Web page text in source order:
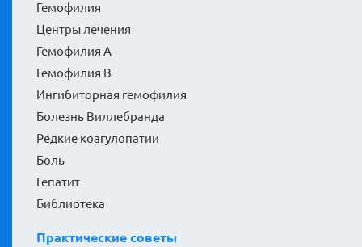
Гемофилия
Центры лечения
Гемофилия А
Гемофилия В
Ингибиторная гемофилия
Болезнь Виллебранда
Редкие коагулопатии
Боль
Гепатит
Библиотека
Практические советы